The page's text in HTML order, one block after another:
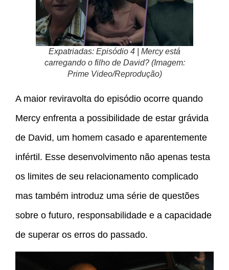
Expatriadas: Episódio 4 | Mercy está
carregando o filho de David? (Imagem:
Prime Video/Reprodução)
A maior reviravolta do episódio ocorre quando
Mercy enfrenta a possibilidade de estar grávida
de David, um homem casado e aparentemente
infértil. Esse desenvolvimento não apenas testa
os limites de seu relacionamento complicado
mas também introduz uma série de questões
sobre o futuro, responsabilidade e a capacidade
de superar os erros do passado.